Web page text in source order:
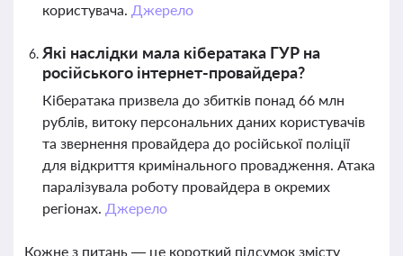
користувача. Джерело
Які наслідки мала кібератака ГУР на
російського інтернет-провайдера?
Кібератака призвела до збитків понад 66 млн
рублів, витоку персональних даних користувачів
та звернення провайдера до російської поліції
для відкриття кримінального провадження. Атака
паралізувала роботу провайдера в окремих
регіонах. Джерело
Кожне з питань — це короткий підсумок змісту